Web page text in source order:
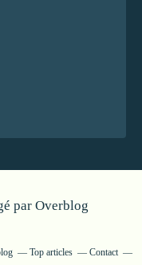
par Overblog
Top articles Contact